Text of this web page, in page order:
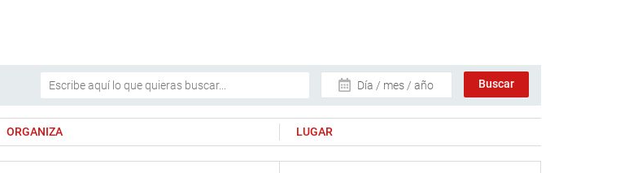
Día / mes / año
ORGANIZA LUGAR